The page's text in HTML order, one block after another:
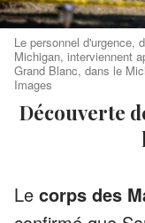
Le personnel d'urgence,
Michigan, interviennent
Grand Blanc, dans le
Images
Découverte de l'identité du suspect par
Le corps des